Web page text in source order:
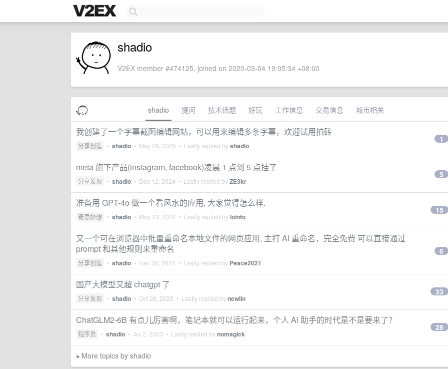
shadio
V2EX member #474125, joined on 2020-03-04 19:05:34 +08:00
shadio 提问 技术话题 好玩 工作信息 交易信息 城市相关
我创建了一个字幕截图编辑网站，可以用来编辑多条字幕，欢迎试用拍砖
分享创造 • shadio • May 29, 2025 • Lastly replied byshadio
1
meta 旗下产品(instagram, facebook)凌晨 1 点到 5 点挂了
分享发现 • shadio • Dec 12, 2024 • Lastly replied byZE3kr
5
准备用 GPT-4o 做一个看风水的应用, 大家觉得怎么样.
奇思妙想 • shadio • May 23, 2024 • Lastly replied bylointo
15
又一个可在浏览器中批量重命名本地文件的网页应用, 主打 AI 重命名，完全免费 可以直接通过
prompt 和其他规则来重命名
分享创造 • shadio • Dec 30, 2024 • Lastly replied by Peace2021
6
国产大模型又超 chatgpt 了
分享发现 • shadio • Oct 28, 2023 • Lastly replied bynewlin
33
ChatGLM2-6B 有点儿厉害啊，笔记本就可以运行起来，个人 AI 助手的时代是不是要来了？
程序员 • shadio • Jul 2, 2023 • Lastly replied bynomagick
28
» More topics by shadio